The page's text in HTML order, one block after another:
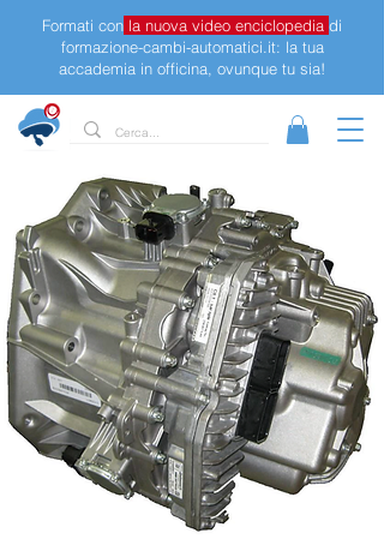
Formati con la nuova video enciclopedia di
formazione-cambi-automatici.it: la tua
accademia in officina, ovunque tu sia!